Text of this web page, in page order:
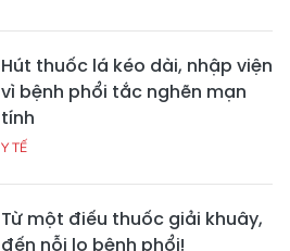
Hút thuốc lá kéo dài, nhập viện
vì bệnh phổi tắc nghẽn mạn
tính
Y TẾ
Từ một điếu thuốc giải khuây,
đến nỗi lo bệnh phổi!